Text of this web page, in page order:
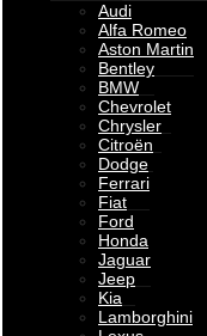
Audi
Alfa Romeo
Aston Martin
Bentley
BMW
Chevrolet
Chrysler
Citroën
Dodge
Ferrari
Fiat
Ford
Honda
Jaguar
Jeep
Kia
Lamborghini